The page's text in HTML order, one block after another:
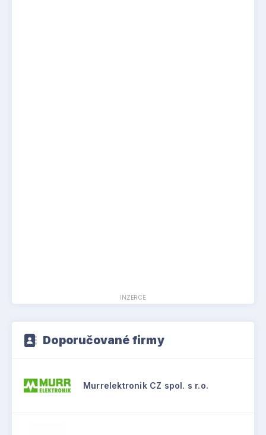
INZERCE
Doporučované firmy
Murrelektronik CZ spol. s r.o.